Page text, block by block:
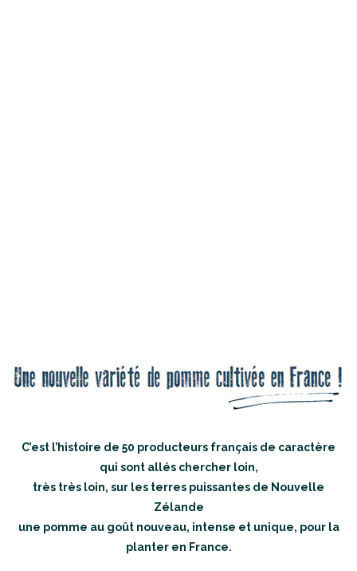
C’est l’histoire de 50 producteurs français de caractère
qui sont allés chercher loin,
très très loin, sur les terres puissantes de Nouvelle
Zélande
une pomme au goût nouveau, intense et unique, pour la
planter en France.